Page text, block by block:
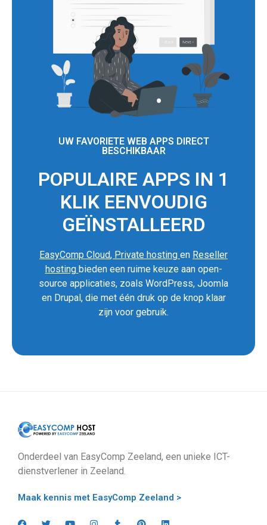
UW FAVORIETE WEB APPS DIRECT
BESCHIKBAAR
POPULAIRE APPS IN 1
KLIK EENVOUDIG
GEÏNSTALLEERD
EasyComp Cloud, Private hosting en Reseller
hosting bieden een ruime keuze aan open-
source applicaties, zoals WordPress, Joomla
en Drupal, die met één druk op de knop klaar
zijn voor gebruik.
Onderdeel van EasyComp Zeeland, een unieke ICT-
dienstverlener in Zeeland.
Maak kennis met EasyComp Zeeland >